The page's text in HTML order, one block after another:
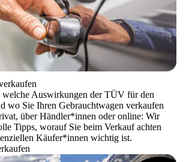
welche Auswirkungen der TÜV für den
wo Sie Ihren Gebrauchtwagen verkaufen
über Händler*innen oder online: Wir
Tipps, worauf Sie beim Verkauf achten
Käufer*innen wichtig ist.